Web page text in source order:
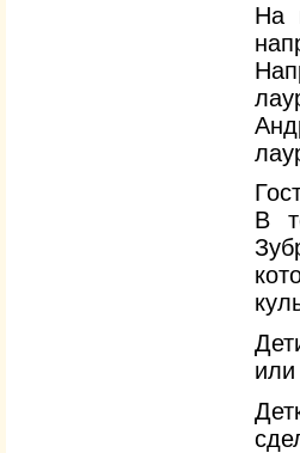
На
В
или